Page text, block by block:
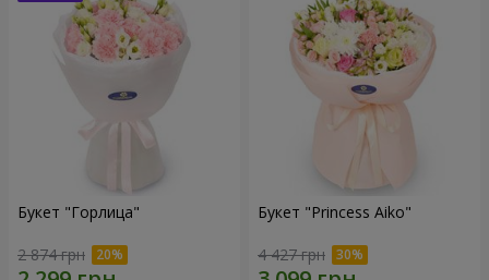
Букет "Горлица"
2 874 грн
Букет "Princess Aiko"
4 427 грн